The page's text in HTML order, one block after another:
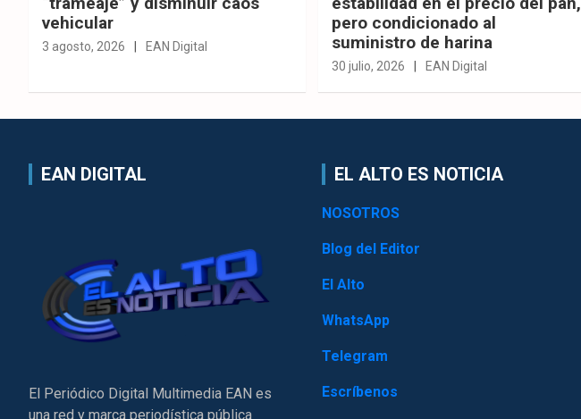
vehicular
3 agosto, 2026 EAN Digital
pero condicionado al
suministro de harina
30 julio, 2026 EAN Digital
EAN DIGITAL
El Periódico Digital Multimedia EAN es
una red y marca periodística pública
EL ALTO ES NOTICIA
NOSOTROS
Blog del Editor
El Alto
WhatsApp
Telegram
Escríbenos